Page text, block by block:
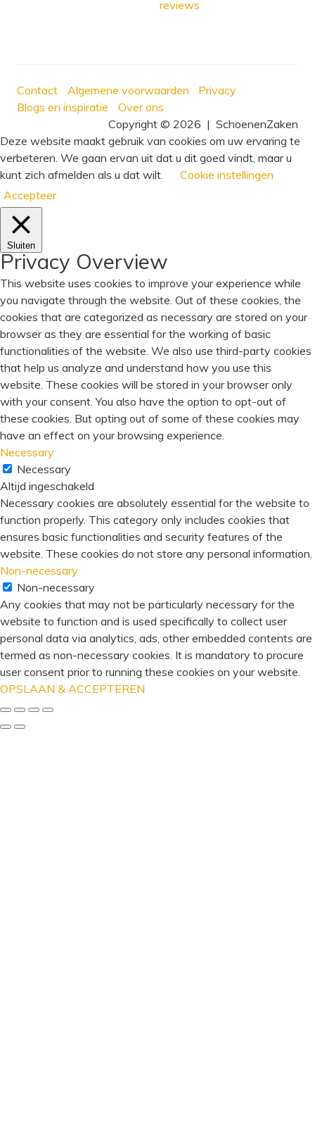
reviews
Contact Algemene voorwaarden
Privacy
Blogs en inspiratie
Over ons
Copyright © 2026 | SchoenenZaken
Deze website maakt gebruik van cookies om uw ervaring te
verbeteren. We gaan ervan uit dat u dit goed vindt, maar u
kunt zich afmelden als u dat wilt.
Cookie instellingen
Accepteer
Sluiten
Privacy Overview
This website uses cookies to improve your experience while
you navigate through the website. Out of these cookies, the
cookies that are categorized as necessary are stored on your
browser as they are essential for the working of basic
functionalities of the website. We also use third-party cookies
that help us analyze and understand how you use this
website. These cookies will be stored in your browser only
with your consent. You also have the option to opt-out of
these cookies. But opting out of some of these cookies may
have an effect on your browsing experience.
Necessary
Necessary
Altijd ingeschakeld
Necessary cookies are absolutely essential for the website to
function properly. This category only includes cookies that
ensures basic functionalities and security features of the
website. These cookies do not store any personal information.
Non-necessary
Non-necessary
Any cookies that may not be particularly necessary for the
website to function and is used specifically to collect user
personal data via analytics, ads, other embedded contents are
termed as non-necessary cookies. It is mandatory to procure
user consent prior to running these cookies on your website.
OPSLAAN & ACCEPTEREN